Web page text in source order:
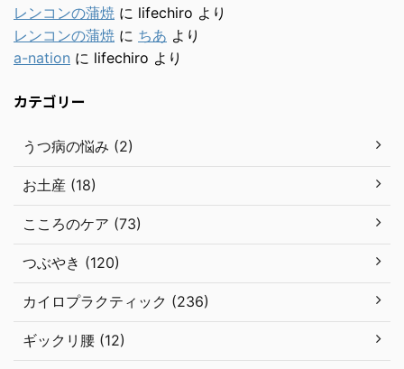
レンコンの蒲焼 に lifechiro より
レンコンの蒲焼 に ちあ より
a-nation に lifechiro より
カテゴリー
うつ病の悩み (2)
お土産 (18)
こころのケア (73)
つぶやき (120)
カイロプラクティック (236)
ギックリ腰 (12)